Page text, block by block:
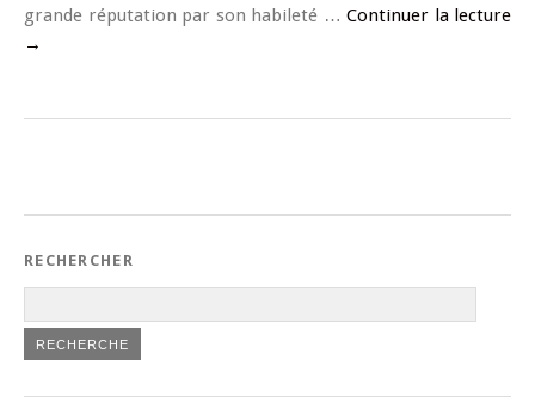
grande réputation par son habileté … Continuer la lecture
→
RECHERCHER